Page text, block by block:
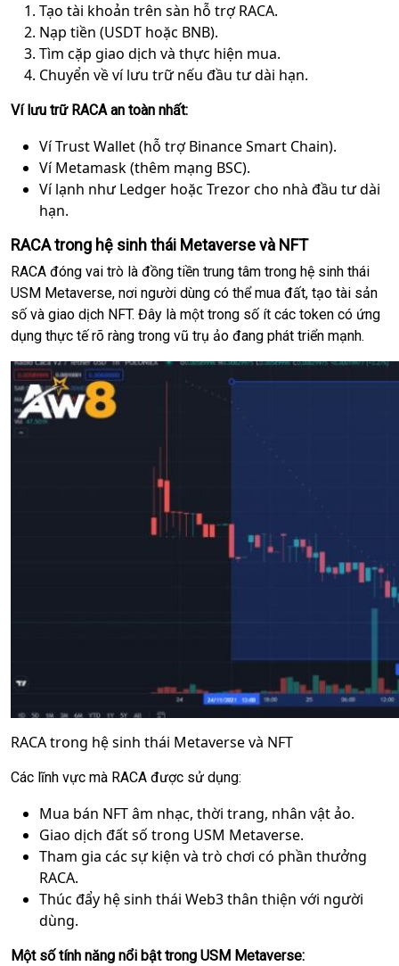
Tạo tài khoản trên sàn hỗ trợ RACA.
Nạp tiền (USDT hoặc BNB).
Tìm cặp giao dịch và thực hiện mua.
Chuyển về ví lưu trữ nếu đầu tư dài hạn.
Ví lưu trữ RACA an toàn nhất:
Ví Trust Wallet (hỗ trợ Binance Smart Chain).
Ví Metamask (thêm mạng BSC).
Ví lạnh như Ledger hoặc Trezor cho nhà đầu tư dài
hạn.
RACA trong hệ sinh thái Metaverse và NFT
RACA đóng vai trò là đồng tiền trung tâm trong hệ sinh thái
USM Metaverse, nơi người dùng có thể mua đất, tạo tài sản
số và giao dịch NFT. Đây là một trong số ít các token có ứng
dụng thực tế rõ ràng trong vũ trụ ảo đang phát triển mạnh.
RACA trong hệ sinh thái Metaverse và NFT
Các lĩnh vực mà RACA được sử dụng:
Mua bán NFT âm nhạc, thời trang, nhân vật ảo.
Giao dịch đất số trong USM Metaverse.
Tham gia các sự kiện và trò chơi có phần thưởng
RACA.
Thúc đẩy hệ sinh thái Web3 thân thiện với người
dùng.
Một số tính năng nổi bật trong USM Metaverse: